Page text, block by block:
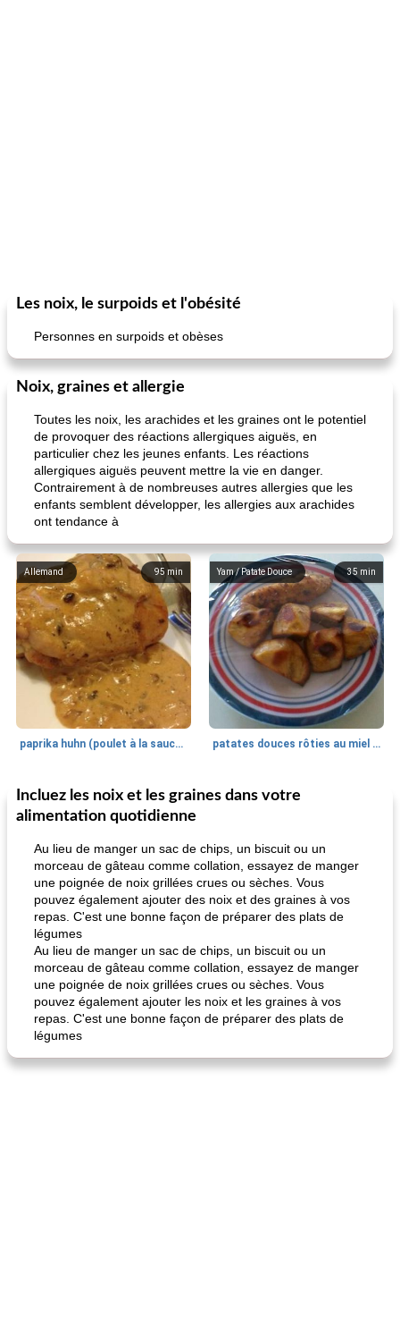
Les noix, le surpoids et l'obésité
Personnes en surpoids et obèses
Noix, graines et allergie
Toutes les noix, les arachides et les graines ont le potentiel
de provoquer des réactions allergiques aiguës, en
particulier chez les jeunes enfants. Les réactions
allergiques aiguës peuvent mettre la vie en danger.
Contrairement à de nombreuses autres allergies que les
enfants semblent développer, les allergies aux arachides
ont tendance à
95 min
Allemand
paprika huhn (poulet à la sauce paprika).
35 min
Yam / Patate Douce
patates douces rôties au miel / kumara
25 min
Petit déjeuner et brunch
quinoa petit déjeuner méditerranéen
Viande et volaille
Incluez les noix et les graines dans votre
alimentation quotidienne
Au lieu de manger un sac de chips, un biscuit ou un
morceau de gâteau comme collation, essayez de manger
une poignée de noix grillées crues ou sèches. Vous
pouvez également ajouter des noix et des graines à vos
repas. C'est une bonne façon de préparer des plats de
légumes
Au lieu de manger un sac de chips, un biscuit ou un
morceau de gâteau comme collation, essayez de manger
une poignée de noix grillées crues ou sèches. Vous
pouvez également ajouter les noix et les graines à vos
repas. C'est une bonne façon de préparer des plats de
légumes